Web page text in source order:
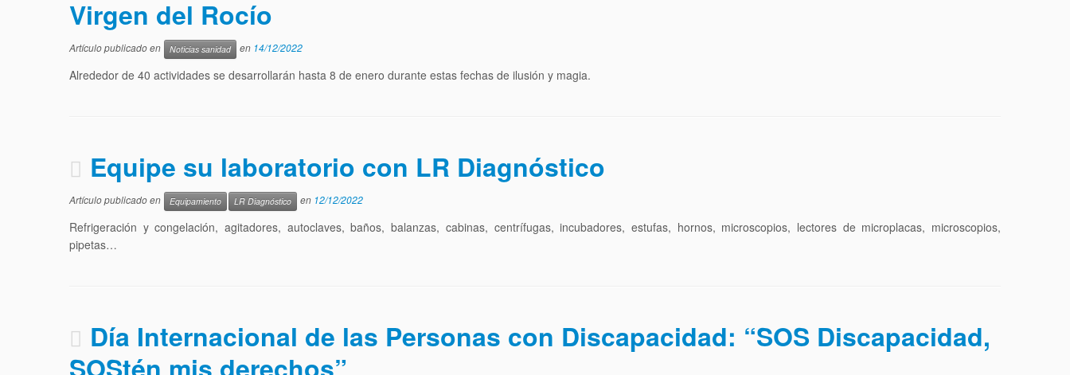
Virgen del Rocío
Artículo publicado en Noticias sanidad en 14/12/2022
Alrededor de 40 actividades se desarrollarán hasta 8 de enero durante estas fechas de ilusión y magia.
Equipe su laboratorio con LR Diagnóstico
Artículo publicado en Equipamiento LR Diagnóstico en 12/12/2022
Refrigeración y congelación, agitadores, autoclaves, baños, balanzas, cabinas, centrífugas, incubadores, estufas, hornos, microscopios, lectores de microplacas, microscopios,
pipetas…
Día Internacional de las Personas con Discapacidad: “SOS Discapacidad,